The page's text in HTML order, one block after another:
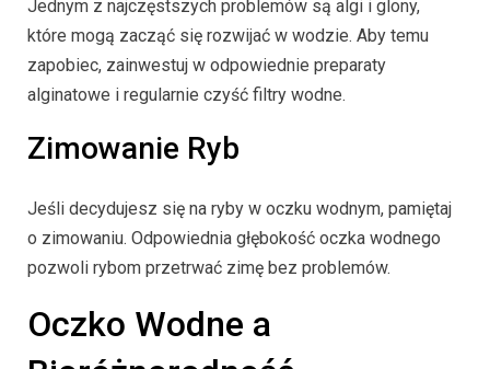
Jednym z najczęstszych problemów są algi i glony,
które mogą zacząć się rozwijać w wodzie. Aby temu
zapobiec, zainwestuj w odpowiednie preparaty
alginatowe i regularnie czyść filtry wodne.
Zimowanie Ryb
Jeśli decydujesz się na ryby w oczku wodnym, pamiętaj
o zimowaniu. Odpowiednia głębokość oczka wodnego
pozwoli rybom przetrwać zimę bez problemów.
Oczko Wodne a